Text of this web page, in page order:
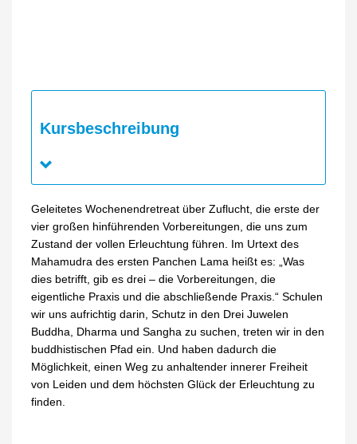
Kursbeschreibung
Geleitetes Wochenendretreat über Zuflucht, die erste der
vier großen hinführenden Vorbereitungen, die uns zum
Zustand der vollen Erleuchtung führen. Im Urtext des
Mahamudra des ersten Panchen Lama heißt es: „Was
dies betrifft, gib es drei – die Vorbereitungen, die
eigentliche Praxis und die abschließende Praxis.“ Schulen
wir uns aufrichtig darin, Schutz in den Drei Juwelen
Buddha, Dharma und Sangha zu suchen, treten wir in den
buddhistischen Pfad ein. Und haben dadurch die
Möglichkeit, einen Weg zu anhaltender innerer Freiheit
von Leiden und dem höchsten Glück der Erleuchtung zu
finden.